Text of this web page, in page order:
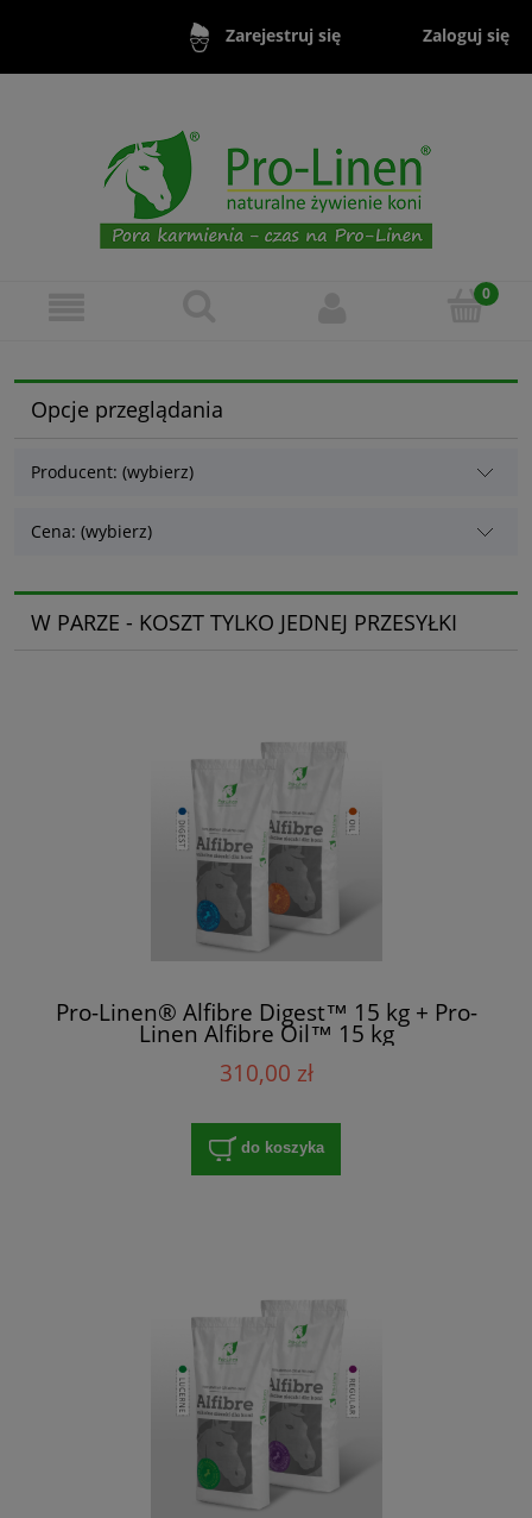
Zarejestruj się Zaloguj się
Opcje przeglądania
Producent: (wybierz)
Cena: (wybierz)
W PARZE - KOSZT TYLKO JEDNEJ PRZESYŁKI
Pro-Linen® Alfibre Digest™ 15 kg + Pro-
Linen Alfibre Oil™ 15 kg
310,00 zł
do koszyka